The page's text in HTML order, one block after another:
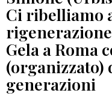
Ci ribelliamo
Gela a Roma
(organizzato)
generazioni